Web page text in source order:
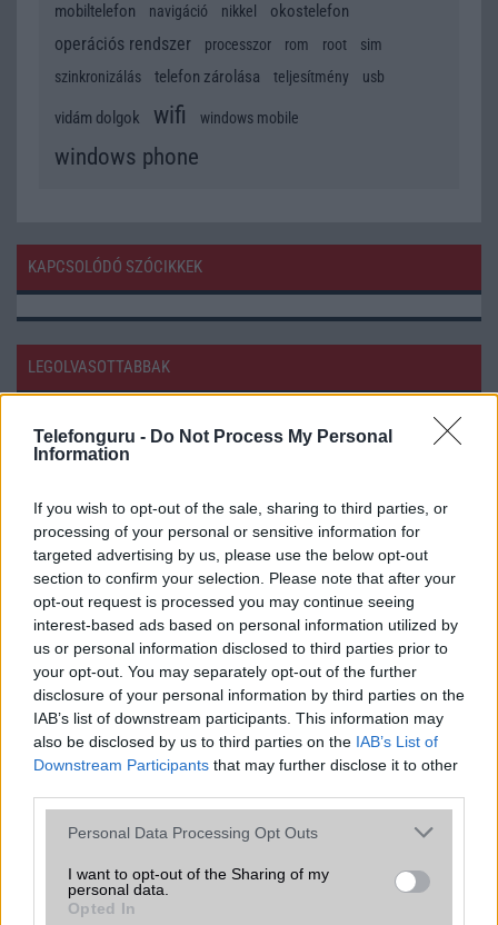
Telefonguru - Do Not Process My Personal
Information
If you wish to opt-out of the sale, sharing to third parties, or
processing of your personal or sensitive information for
targeted advertising by us, please use the below opt-out
section to confirm your selection. Please note that after your
opt-out request is processed you may continue seeing
interest-based ads based on personal information utilized by
us or personal information disclosed to third parties prior to
your opt-out. You may separately opt-out of the further
disclosure of your personal information by third parties on the
IAB’s list of downstream participants. This information may
also be disclosed by us to third parties on the IAB’s List of
Downstream Participants that may further disclose it to other
Please note that this website/app uses one or more Google
not limited to your visit or usage behaviour. You may click to
grant or deny consent to Google and its third-party tags to
use your data for below specified purposes in below Google
Personal Data Processing Opt Outs
I want to opt-out of the Sharing of my
personal data.
Opted In
mobiltelefon navigáció nikkel okostelefon
operációs rendszer processzor rom root
sim
szinkronizálás
telefon zárolása teljesítmény usb
vidám dolgok wifi windows mobile
windows phone
KAPCSOLÓDÓ SZÓCIKKEK
LEGOLVASOTTABBAK
WiFi8 - talán ez lesz a fejlődés következő lépcsőfoka
WiFi 6
Android verziók
A WiFi Direct egy önálló rendszer. Miért is?
WiFi - visszafelé kompatibilitás
MLO (Multi-Link Operation) működése
Mennyibe kerül